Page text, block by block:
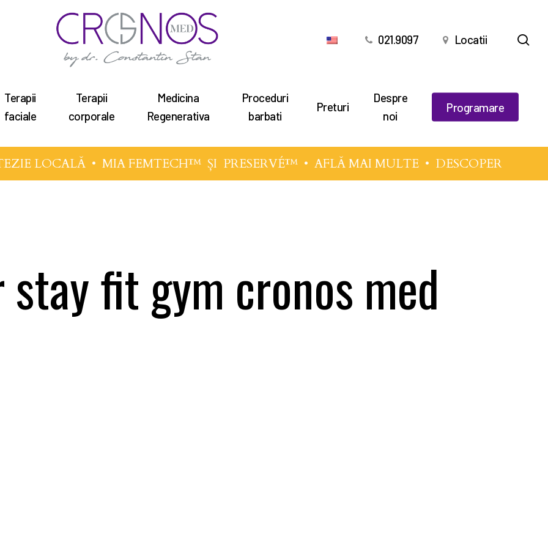
a închide
021.9097 Locatii
Terapii
faciale
Terapii
corporale
Medicina
Regenerativa
Proceduri
barbati
Preturi
Despre
noi
Programare
LOCALĂ • MIA FEMTECH™ȘI PRESERVÉ™• AFLĂ MAI MULTE• DESCOPERĂ
stay fit gym cronos med